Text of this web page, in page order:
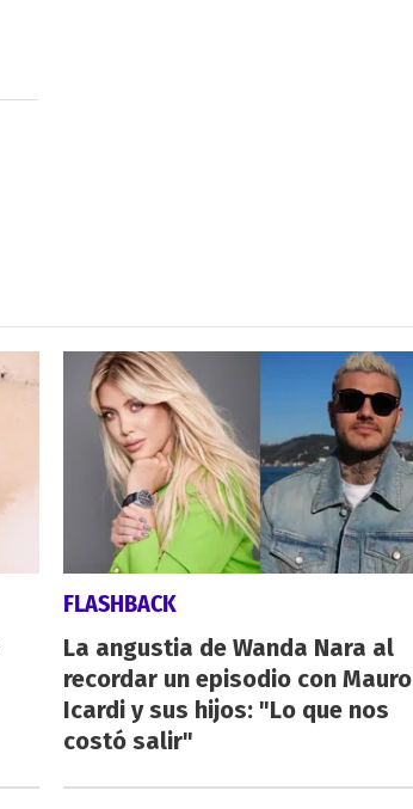
FLASHBACK
La angustia de Wanda Nara al
recordar un episodio con Mauro
Icardi y sus hijos: "Lo que nos
costó salir"